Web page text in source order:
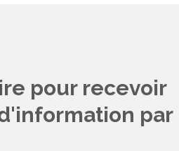
pour recevoir
par